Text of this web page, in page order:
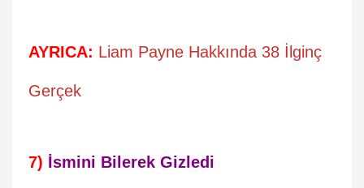
AYRICA: Liam Payne Hakkında 38 İlginç
Gerçek
7) İsmini Bilerek Gizledi